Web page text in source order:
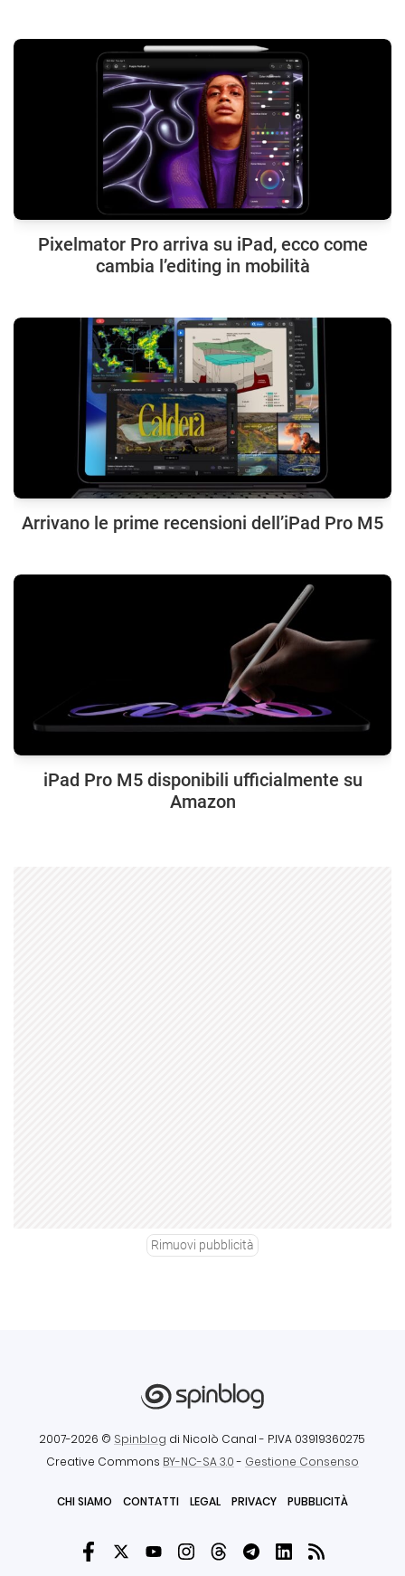
Pixelmator Pro arriva su iPad, ecco come
cambia l’editing in mobilità
Arrivano le prime recensioni dell’iPad Pro M5
iPad Pro M5 disponibili ufficialmente su
Amazon
Rimuovi pubblicità
2007-2026 © Spinblog di Nicolò Canal - P.IVA 03919360275
Creative Commons BY-NC-SA 3.0- Gestione Consenso
CHI SIAMO CONTATTI LEGAL PRIVACY PUBBLICITÀ